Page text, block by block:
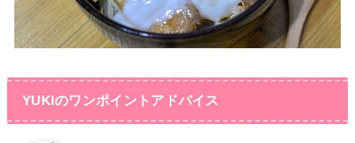
YUKIのワンポイントアドバイス